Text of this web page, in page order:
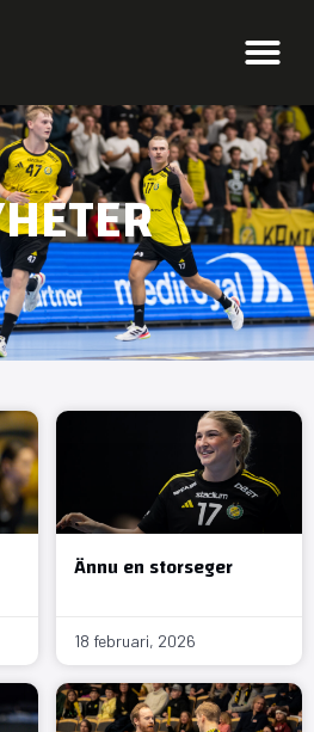
Ännu en storseger
18 februari, 2026